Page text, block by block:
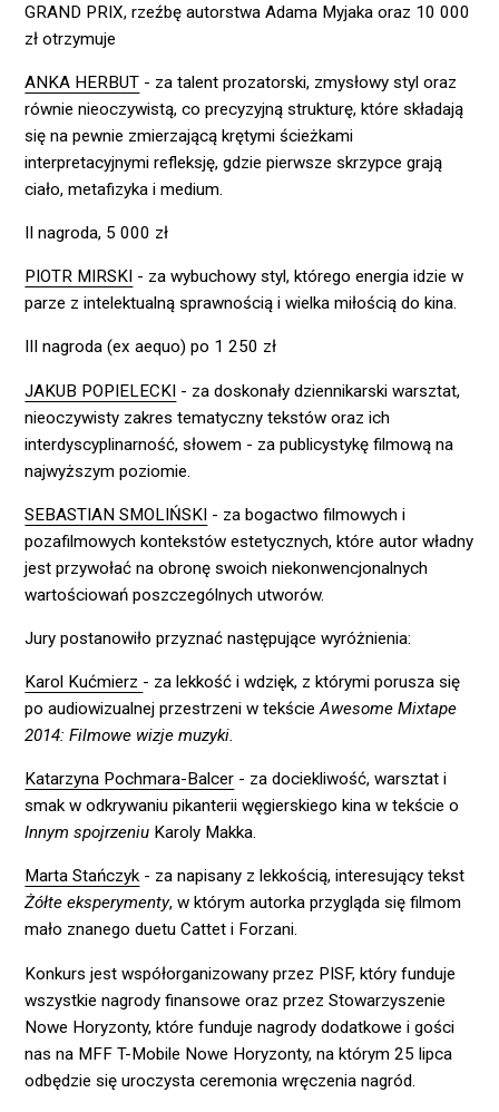
GRAND PRIX, rzeźbę autorstwa Adama Myjaka oraz 10 000
zł otrzymuje
ANKA HERBUT - za talent prozatorski, zmysłowy styl oraz
równie nieoczywistą, co precyzyjną strukturę, które składają
się na pewnie zmierzającą krętymi ścieżkami
interpretacyjnymi refleksję, gdzie pierwsze skrzypce grają
ciało, metafizyka i medium.
II nagroda, 5 000 zł
PIOTR MIRSKI - za wybuchowy styl, którego energia idzie w
parze z intelektualną sprawnością i wielka miłością do kina.
III nagroda (ex aequo) po 1 250 zł
JAKUB POPIELECKI - za doskonały dziennikarski warsztat,
nieoczywisty zakres tematyczny tekstów oraz ich
interdyscyplinarność, słowem - za publicystykę filmową na
najwyższym poziomie.
SEBASTIAN SMOLIŃSKI - za bogactwo filmowych i
pozafilmowych kontekstów estetycznych, które autor władny
jest przywołać na obronę swoich niekonwencjonalnych
wartościowań poszczególnych utworów.
Jury postanowiło przyznać następujące wyróżnienia:
Karol Kućmierz - za lekkość i wdzięk, z którymi porusza się
po audiowizualnej przestrzeni w tekście Awesome Mixtape
2014: Filmowe wizje muzyki.
Katarzyna Pochmara-Balcer - za dociekliwość, warsztat i
smak w odkrywaniu pikanterii węgierskiego kina w tekście o
Innym spojrzeniu Karoly Makka.
Marta Stańczyk - za napisany z lekkością, interesujący tekst
Żółte eksperymenty, w którym autorka przygląda się filmom
mało znanego duetu Cattet i Forzani.
Konkurs jest współorganizowany przez PISF, który funduje
wszystkie nagrody finansowe oraz przez Stowarzyszenie
Nowe Horyzonty, które funduje nagrody dodatkowe i gości
nas na MFF T-Mobile Nowe Horyzonty, na którym 25 lipca
odbędzie się uroczysta ceremonia wręczenia nagród.